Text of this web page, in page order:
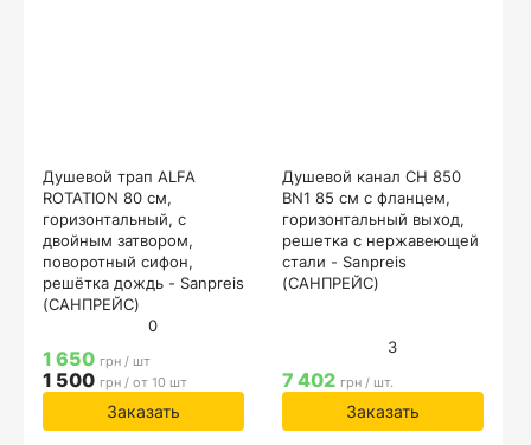
Душевой трап ALFA
ROTATION 80 см,
горизонтальный, с
двойным затвором,
поворотный сифон,
решётка дождь - Sanpreis
(САНПРЕЙС)
0
1 650 грн / шт
1 500 грн / от 10 шт
Заказать
Душевой канал CH 850
BN1 85 см с фланцем,
горизонтальный выход,
решетка с нержавеющей
стали - Sanpreis
(САНПРЕЙС)
3
7 402 грн / шт.
Заказать